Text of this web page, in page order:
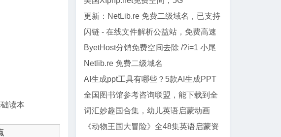
读本
PHP+Mysql, 免费SSL, Cpanel面板
更新：NetLib.re 免费二级域名，已支持
加入CF管理
闪链 - 在线文件解析公益站，免费高速
下载百度网盘文件
ByetHost分销免费空间去除 /?i=1 小尾
巴代码
Netlib.re 免费二级域名
AI生成ppt工具有哪些？5款AI生成PPT
工具盘点
全国图书馆参考咨询联盟，能下载到全
网99%电子书
词汇妙趣国合集，幼儿英语启蒙动画
《动物王国大冒险》全48集英语启蒙资